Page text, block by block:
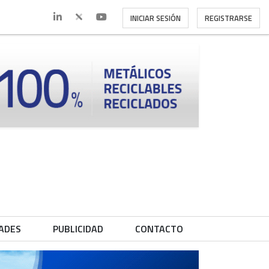
INICIAR SESIÓN REGISTRARSE
PUBLICIDAD CONTACTO